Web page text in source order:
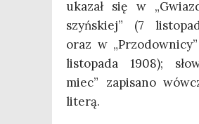
uka­zał się w
szyń­skiej” (7
oraz w
listo­pa­da 1908);
miec”­ zapi­sa­no
literą.